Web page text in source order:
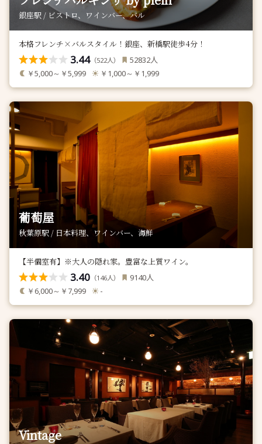
銀座駅 / ビストロ、ワインバー、バル
本格フレンチ×バルスタイル！銀座、新橋駅徒歩4分！
3.44（522人） 52832人
￥5,000～￥5,999 ￥1,000～￥1,999
葡萄屋
秋葉原駅 / 日本料理、ワインバー、海鮮
【半個室有】※大人の隠れ家。豊富な上質ワイン。
3.40 （146人） 9140人
￥6,000～￥7,999 -
Vintage